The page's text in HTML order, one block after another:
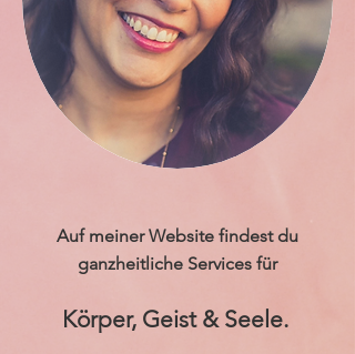
Auf meiner Website findest du
ganzheitliche Services für
Körper, Geist & Seele.